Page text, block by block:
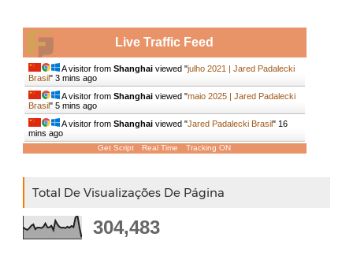
Live Traffic Feed
A visitor from Shanghaiviewed "julho 2021 | Jared Padalecki
Brasil" 3 mins ago
A visitor from Shanghaiviewed "maio 2025 | Jared Padalecki
Brasil" 5 mins ago
A visitor from Shanghaiviewed "Jared Padalecki Brasil" 16
mins ago
Get Script Real Time Tracking ON
Total De Visualizações De Página
304,483